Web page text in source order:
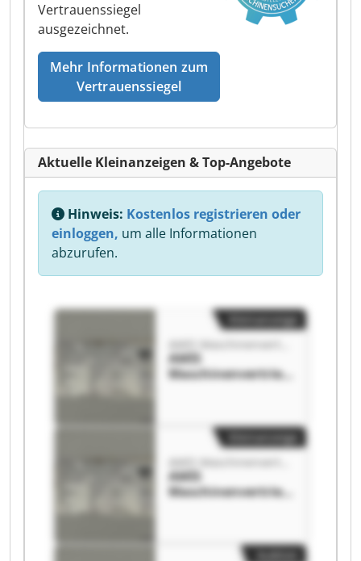
Vertrauenssiegel
ausgezeichnet.
Mehr Informationen zum
Vertrauenssiegel
Aktuelle Kleinanzeigen & Top-Angebote
Hinweis: Kostenlos registrieren oder
einloggen, um alle Informationen
abzurufen.
AMIS
Maschinenvertrieb
s GmbH
AMIS
Maschinenvertrieb
Kleinanzeige